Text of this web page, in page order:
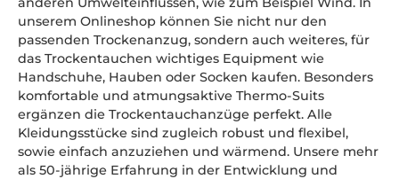
unserem Onlineshop können Sie nicht nur den
passenden Trockenanzug, sondern auch weiteres, für
das Trockentauchen wichtiges Equipment wie
Handschuhe, Hauben oder Socken kaufen. Besonders
komfortable und atmungsaktive Thermo-Suits
ergänzen die Trockentauchanzüge perfekt. Alle
Kleidungsstücke sind zugleich robust und flexibel,
sowie einfach anzuziehen und wärmend. Unsere mehr
als 50-jährige Erfahrung in der Entwicklung und